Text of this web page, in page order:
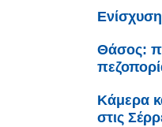
Θάσος:
Κάμερα
στις